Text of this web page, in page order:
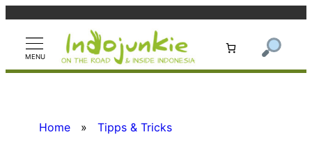
springen
Home » Tipps & Tricks